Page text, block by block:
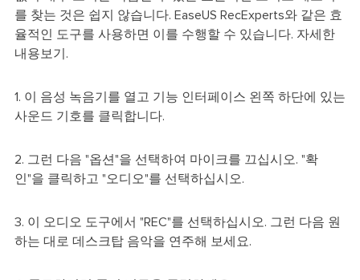
를 찾는 것은 쉽지 않습니다. EaseUS RecExperts와 같은 효
율적인 도구를 사용하면 이를 수행할 수 있습니다. 자세한
내용보기.
1. 이 음성 녹음기를 열고 기능 인터페이스 왼쪽 하단에 있는
사운드 기호를 클릭합니다.
2. 그런 다음 "옵션"을 선택하여 마이크를 끄십시오. "확
인"을 클릭하고 "오디오"를 선택하십시오.
3. 이 오디오 도구에서 "REC"를 선택하십시오. 그런 다음 원
하는 대로 데스크탑 음악을 연주해 보세요.